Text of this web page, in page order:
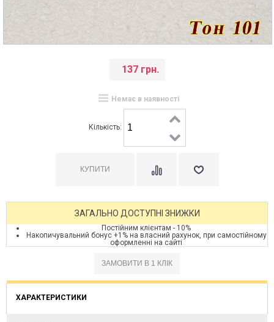
137 грн.
Немає в наявності
Кількість:
ЗАГАЛЬНО ДОСТУПНІ ЗНИЖКИ
Постійним клієнтам - 10%
Накопичувальний бонус +1% на власний рахунок, при самостійному
оформленні на сайті
ХАРАКТЕРИСТИКИ